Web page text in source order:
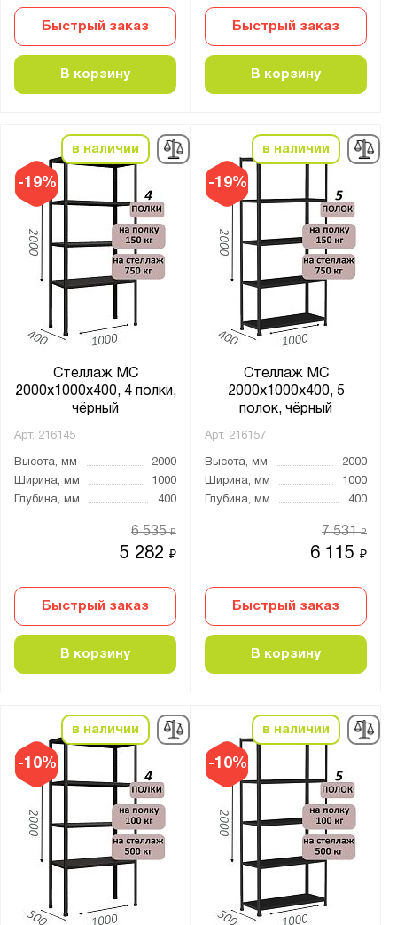
Быстрый заказ
В корзину
Быстрый заказ
В корзину
-19%
в наличии
Стеллаж МС
2000х1000х400, 4 полки,
чёрный
Арт. 216145
Высота, мм
2000
Ширина, мм
1000
Глубина, мм
400
5 282₽
6 535₽
Быстрый заказ
В корзину
-19%
в наличии
Стеллаж МС
2000х1000х400, 5
полок, чёрный
Арт. 216157
Высота, мм
2000
Ширина, мм
1000
Глубина, мм
400
6 115₽
7 531₽
Быстрый заказ
В корзину
-10%
в наличии
-10%
в наличии
Двухсторонний
Односторонний
Роликовая направляющая
для бутылей
для кладовки
настенный
сетчатая стенка
сетчатые двери
сплошные двери
стойка
Материал:
Металл
Толщина стойки, мм:
Без настила
Перфорированная
Перфорированная усил.
Тип соединения:
Болтовое
Винтами и самозатягивающимися гайками
Зацепы + фиксаторы
Кронштейны
На клипсах